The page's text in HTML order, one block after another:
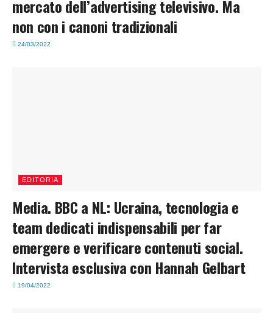
mercato dell’advertising televisivo. Ma
non con i canoni tradizionali
24/03/2022
EDITORIA
Media. BBC a NL: Ucraina, tecnologia e
team dedicati indispensabili per far
emergere e verificare contenuti social.
Intervista esclusiva con Hannah Gelbart
19/04/2022